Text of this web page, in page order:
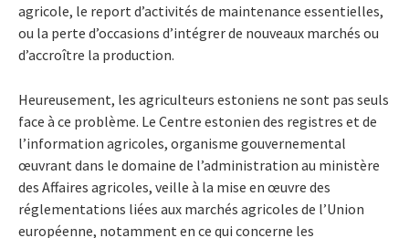
agricole, le report d’activités de maintenance essentielles,
ou la perte d’occasions d’intégrer de nouveaux marchés ou
d’accroître la production.
Heureusement, les agriculteurs estoniens ne sont pas seuls
face à ce problème. Le Centre estonien des registres et de
l’information agricoles, organisme gouvernemental
œuvrant dans le domaine de l’administration au ministère
des Affaires agricoles, veille à la mise en œuvre des
réglementations liées aux marchés agricoles de l’Union
européenne, notamment en ce qui concerne les